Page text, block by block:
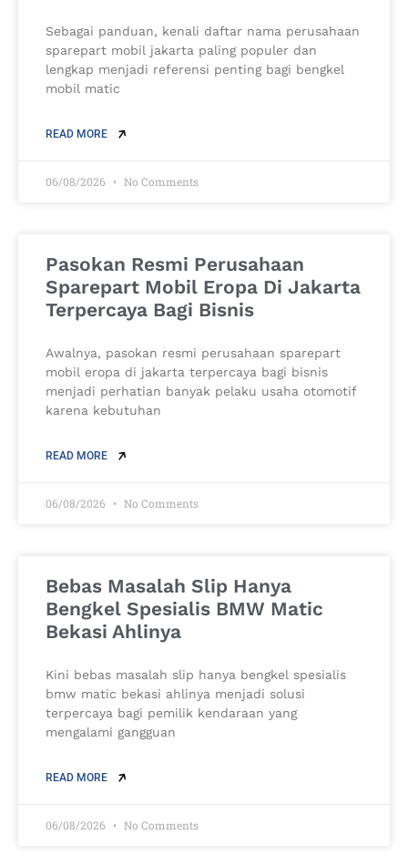
Sebagai panduan, kenali daftar nama perusahaan
sparepart mobil jakarta paling populer dan
lengkap menjadi referensi penting bagi bengkel
mobil matic
READ MORE
06/08/2026 No Comments
Pasokan Resmi Perusahaan
Sparepart Mobil Eropa Di Jakarta
Terpercaya Bagi Bisnis
Awalnya, pasokan resmi perusahaan sparepart
mobil eropa di jakarta terpercaya bagi bisnis
menjadi perhatian banyak pelaku usaha otomotif
karena kebutuhan
READ MORE
06/08/2026 No Comments
Bebas Masalah Slip Hanya
Bengkel Spesialis BMW Matic
Bekasi Ahlinya
Kini bebas masalah slip hanya bengkel spesialis
bmw matic bekasi ahlinya menjadi solusi
terpercaya bagi pemilik kendaraan yang
mengalami gangguan
READ MORE
06/08/2026 No Comments